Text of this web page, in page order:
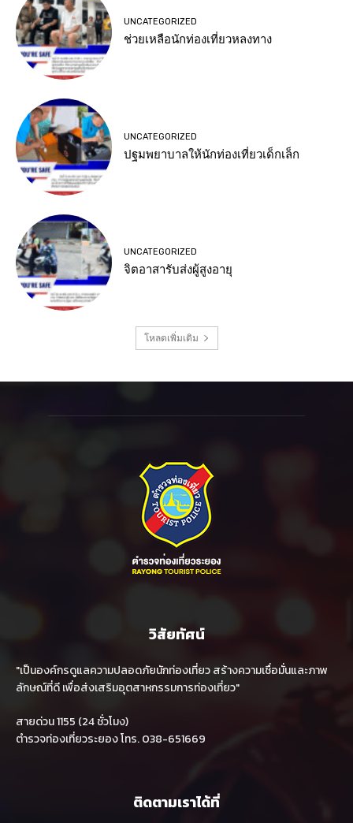
UNCATEGORIZED
ช่วยเหลือนักท่องเที่ยวหลงทาง
UNCATEGORIZED
ปฐมพยาบาลให้นักท่องเที่ยวเด็กเล็ก
UNCATEGORIZED
จิตอาสารับส่งผู้สูงอายุ
โหลดเพิ่มเติม
วิสัยทัศน์
"เป็นองค์กรดูแลความปลอดภัยนักท่องเที่ยว สร้างความเชื่อมั่นและภาพ
ลักษณ์ที่ดี เพื่อส่งเสริมอุตสาหกรรมการท่องเที่ยว"
สายด่วน 1155 (24 ชั่วโมง)
ตำรวจท่องเที่ยวระยอง โทร. 038-651669
ติดตามเราได้ที่